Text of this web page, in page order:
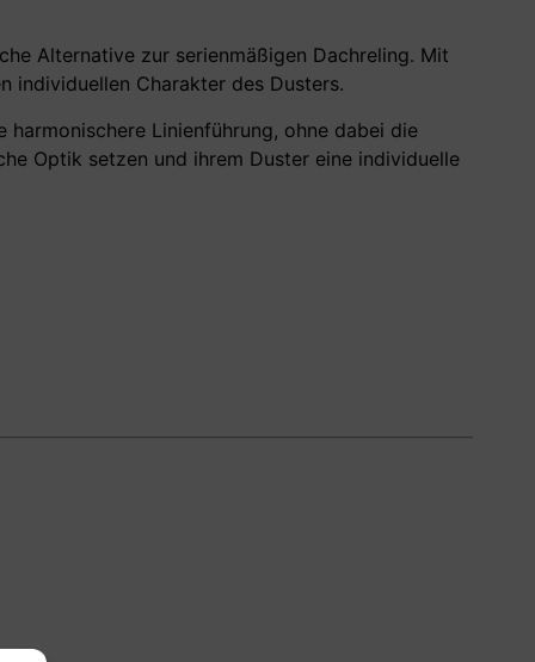
Alternative zur serienmäßigen Dachreling. Mit
individuellen Charakter des Dusters.
Linienführung, ohne dabei die
Optik setzen und ihrem Duster eine individuelle